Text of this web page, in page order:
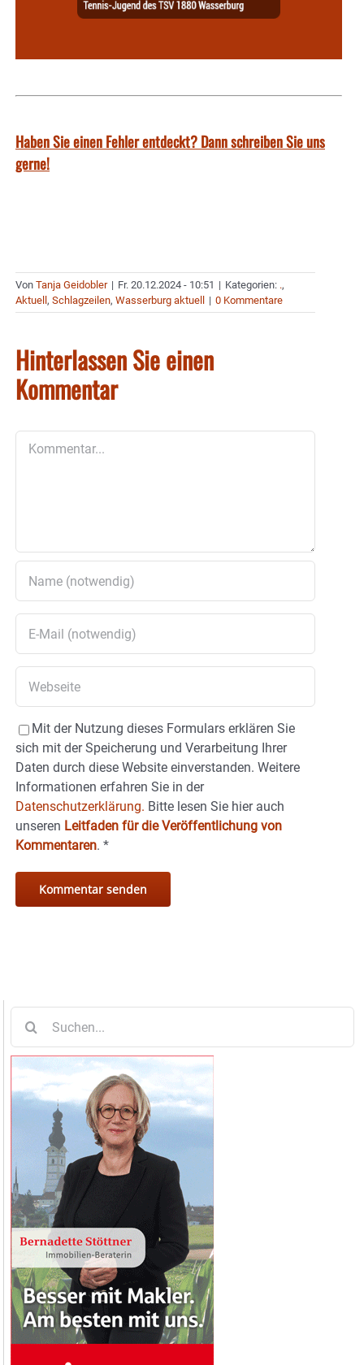
Haben Sie einen Fehler entdeckt? Dann schreiben Sie uns
gerne!
Von Tanja Geidobler | Fr. 20.12.2024 - 10:51 | Kategorien: .,
Aktuell , Schlagzeilen, Wasserburg aktuell | 0 Kommentare
Hinterlassen Sie einen
Kommentar
Mit der Nutzung dieses Formulars erklären Sie
sich mit der Speicherung und Verarbeitung Ihrer
Daten durch diese Website einverstanden. Weitere
Informationen erfahren Sie in der
Datenschutzerklärung. Bitte lesen Sie hier auch
unseren Leitfaden für die Veröffentlichung von
Kommentaren. *
nach: